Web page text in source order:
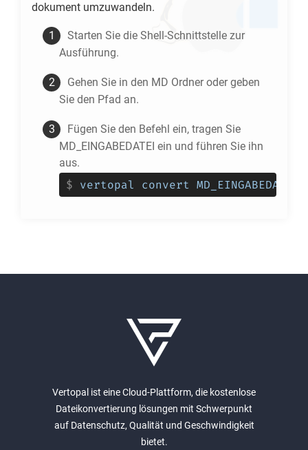
dokument umzuwandeln.
Starten Sie die Shell-Schnittstelle zur
Ausführung.
Gehen Sie in den MD Ordner oder geben
Sie den Pfad an.
Fügen Sie den Befehl ein, tragen Sie
MD_EINGABEDATEI ein und führen Sie ihn
aus.
$ vertopal convert
Vertopal ist eine Cloud-Plattform, die kostenlose
Dateikonvertierung lösungen mit Schwerpunkt
auf Datenschutz, Qualität und Geschwindigkeit
bietet.